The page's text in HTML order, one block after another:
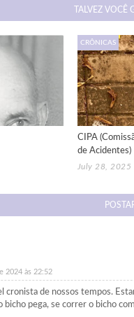
TALVEZ VOCÊ
CRÔNICAS
CIPA
de Acidentes)
July 28, 2025
2024 às 22:52
cronista de nossos tempos.
bicho pega, se correr o bicho